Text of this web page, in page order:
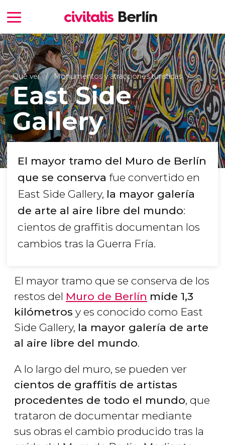
Qué ver Monumentos y atracciones turísticas
East Side
Gallery
El mayor tramo del Muro de Berlín
que se conserva fue convertido en
East Side Gallery, la mayor galería
de arte al aire libre del mundo:
cientos de graffitis documentan los
cambios tras la Guerra Fría.
El mayor tramo que se conserva de los
restos del Muro de Berlín mide 1,3
kilómetros y es conocido como East
Side Gallery, la mayor galería de arte
al aire libre del mundo.
A lo largo del muro, se pueden ver
cientos de graffitis de artistas
procedentes de todo el mundo, que
trataron de documentar mediante
sus obras el cambio producido tras la